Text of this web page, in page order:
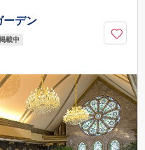
をご利用のお客様 静岡駅より
てお越しいただけます。
ーデン
載中